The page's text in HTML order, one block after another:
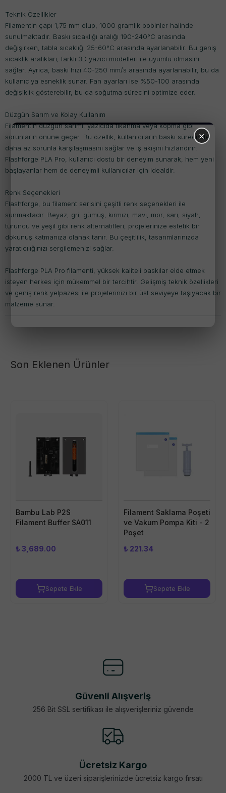
Teknik Özellikler
Filamentin çapı 1,75 mm olup, 1000 gramlık bobinler halinde
sunulmaktadır. Baskı sıcaklığı aralığı 190-240°C arasında
değişirken, tabla sıcaklığı 25-60°C arasında ayarlanabilir. Bu geniş
sıcaklık aralıkları, farklı 3D yazıcı modelleri ile uyumlu olmasını
sağlar. Ayrıca, baskı hızı 40-250 mm/s arasında ayarlanabilir, bu da
kullanıcıya esneklik sunar. Fan ayarları ise %50-100 arasında
değişiklik gösterebilir, bu da soğutma sürecini optimize eder.
Düzgün Sarım ve Kolay Kullanım
Filamentin düzgün sarımı, yazıcıda tıkanma veya kopma gibi
sorunların önüne geçer. Bu özellik, kullanıcıların baskı sürecinde
daha az sorunla karşılaşmasını sağlar ve iş akışını hızlandırır.
Flashforge PLA Pro, kullanıcı dostu bir deneyim sunarak, hem yeni
başlayanlar hem de deneyimli kullanıcılar için idealdir.
Renk Seçenekleri
Flashforge, bu filament serisini çeşitli renk seçenekleri ile
sunmaktadır. Beyaz, gri, gümüş, kırmızı, mavi, mor, sarı, siyah,
turuncu ve yeşil gibi renk alternatifleri, projelerinize estetik bir
dokunuş katmanıza olanak tanır. Bu çeşitlilik, tasarımlarınızda
yaratıcılığınızı sergilemenizi sağlar.
Flashforge PLA Pro filamenti, yüksek kaliteli baskılar elde etmek
isteyen herkes için mükemmel bir tercihtir. Gelişmiş teknik özellikleri
ve geniş renk yelpazesi ile projelerinizi bir üst seviyeye taşıyacak bir
malzeme sunar.
Son Eklenen Ürünler
Bambu Lab P2S
Filament Buffer SA011
₺ 3,689.00
Sepete Ekle
Filament Saklama Poşeti
ve Vakum Pompa Kiti - 2
Poşet
₺ 221.34
Sepete Ekle
Güvenli Alışveriş
256 Bit SSL sertifikası ile alışverişleriniz güvende
Ücretsiz Kargo
2000 TL ve üzeri siparişlerinizde ücretsiz kargo fırsatı
×